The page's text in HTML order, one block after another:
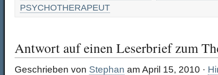
PSYCHOTHERAPEUT
Antwort auf einen Leserbrief zum
Geschrieben von Stephan am April 15, 2010 ·